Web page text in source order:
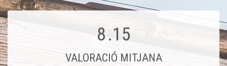
8.15
VALORACIÓ MITJANA